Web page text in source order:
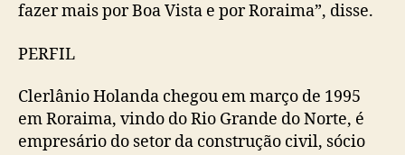
fazer mais por Boa Vista e por Roraima”, disse.
PERFIL
Clerlânio Holanda chegou em março de 1995
em Roraima, vindo do Rio Grande do Norte, é
empresário do setor da construção civil, sócio